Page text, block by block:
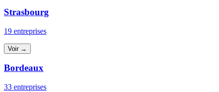
Strasbourg
19 entreprises
Voir →
Bordeaux
33 entreprises